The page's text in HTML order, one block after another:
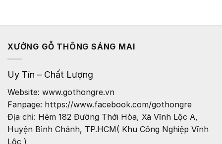
XƯỞNG GỖ THÔNG SÁNG MAI
Uy Tín – Chất Lượng
Website: www.gothongre.vn
Fanpage: https://www.facebook.com/gothongre
Địa chỉ: Hẻm 182 Đường Thới Hòa, Xã Vĩnh Lộc A,
Huyện Bình Chánh, TP.HCM( Khu Công Nghiệp Vĩnh
Lộc )